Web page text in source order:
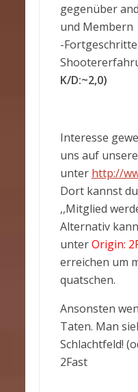
gegenüber
und Membern
-
K/D:~2,0)
Interesse
uns auf
unter http://
Dort kannst
,,Mitglied
Alternativ
unterOrigin:
erreichen um
quatschen.
Ansonsten
Taten. Man
Schlachtfeld!
2Fast